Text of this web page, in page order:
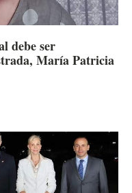
debe ser
María Patricia